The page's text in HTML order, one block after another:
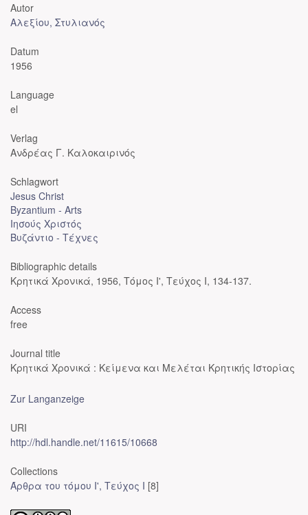
Autor
Αλεξίου, Στυλιανός
Datum
1956
Language
el
Verlag
Ανδρέας Γ. Καλοκαιρινός
Schlagwort
Jesus Christ
Byzantium - Arts
Ιησούς Χριστός
Βυζάντιο - Τέχνες
Bibliographic details
Κρητικά Χρονικά, 1956, Τόμος Ι', Τεύχος I, 134-137.
Access
free
Journal title
Κρητικά Χρονικά : Κείμενα και Μελέται Κρητικής Ιστορίας
Zur Langanzeige
URI
http://hdl.handle.net/11615/10668
Collections
Άρθρα του τόμου Ι', Τεύχος Ι [8]